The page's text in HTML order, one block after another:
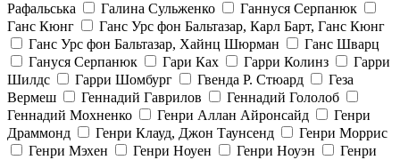
Рафальська
Галина Сульженко
Ганнуся Серпанюк
Ганс Кюнг
Ганс Урс фон Бальтазар, Карл Барт, Ганс Кюнг
Ганс Урс фон Бальтазар, Хайнц Шюрман
Ганс Шварц
Гануся Серпанюк
Гари Ках Гарри Колинз
Гарри
Шилдс
Гарри Шомбург Гвенда Р. Стюард
Геза
Вермеш
Геннадий Гаврилов
Геннадий Гололоб
Геннадий Мохненко
Генри Аллан Айронсайд
Генри
Драммонд
Генри Клауд, Джон Таунсенд
Генри Моррис
Генри Мэхен
Генри Ноуен Генри Ноуэн
Генри